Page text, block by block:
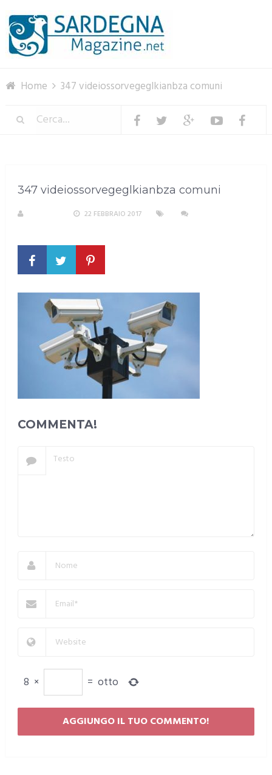
Home 347 videiossorvegeglkianbza comuni
347 videiossorvegeglkianbza comuni
22 FEBBRAIO 2017
COMMENTA!
8 × = otto